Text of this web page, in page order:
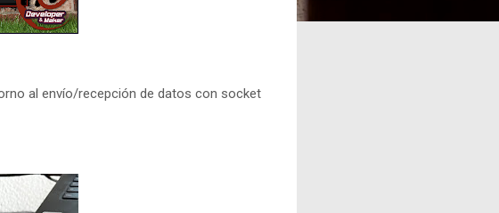
al envío/recepción de datos con socket